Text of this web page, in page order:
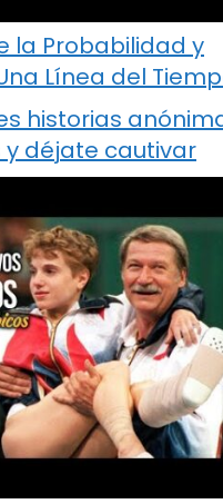
la Probabilidad y
Línea del
historias
y déjate cautivar